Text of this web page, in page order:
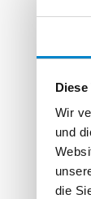
Wir
und
die